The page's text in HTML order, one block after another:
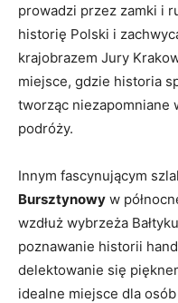
prowadzi przez zamki i
historię Polski i
krajobrazem ⁢Jury
‍miejsce, gdzie historia
tworząc ‍niezapomniane
podróży.
Innym fascynującym⁣
Bursztynowy w
wzdłuż wybrzeża
poznawanie historii
delektowanie się
idealne miejsce dla